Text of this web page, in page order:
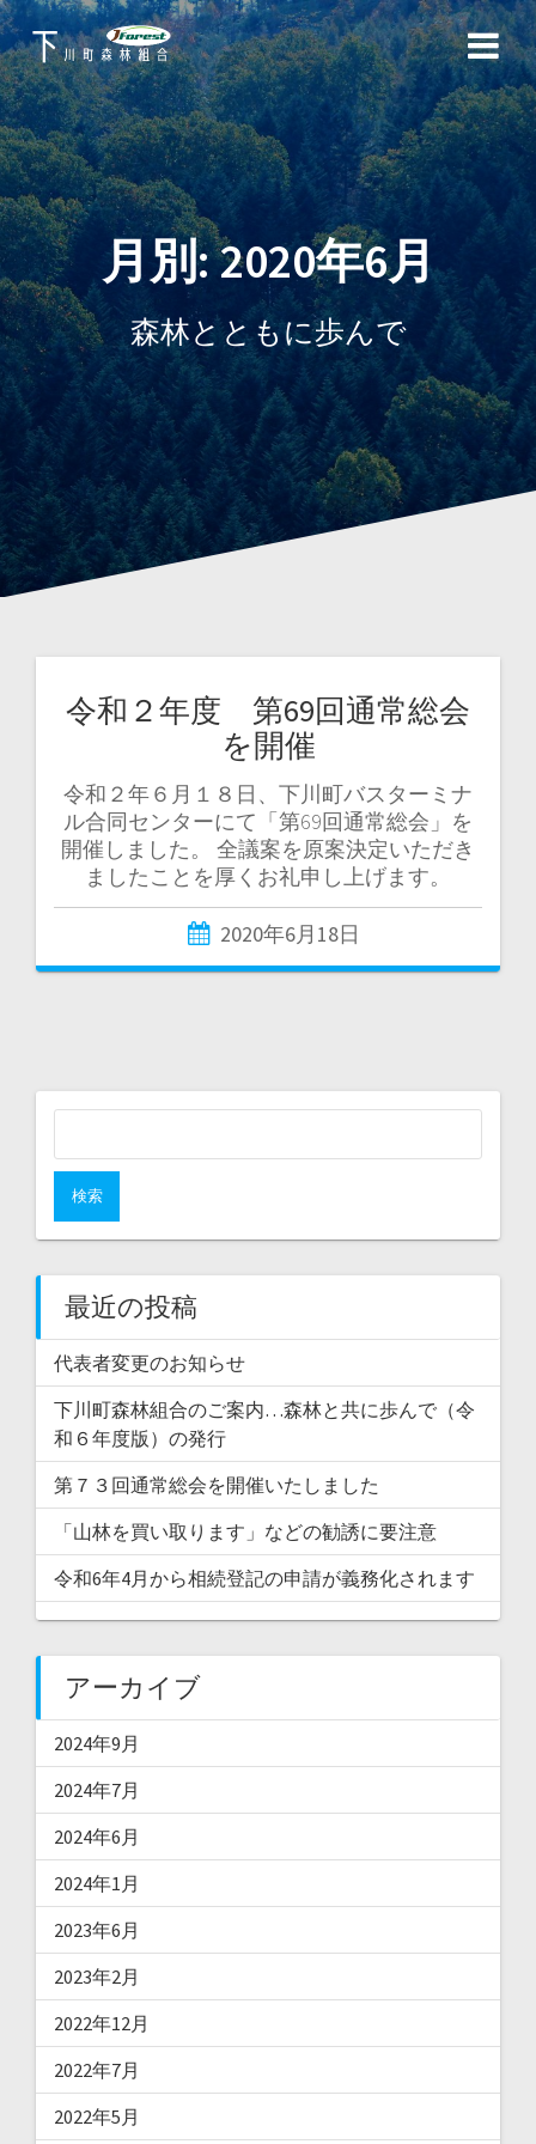
コ
ン
テ
ン
ツ
へ
ス
キ
ッ
プ
月別: 2020年6月
森林とともに歩んで
令和２年度 第69回通常総会
を開催
令和２年６月１８日、下川町バスターミナ
ル合同センターにて「第69回通常総会」を
開催しました。 全議案を原案決定いただき
ましたことを厚くお礼申し上げます。
2020年6月18日
:
最近の投稿
代表者変更のお知らせ
下川町森林組合のご案内…森林と共に歩んで（令
和６年度版）の発行
第７３回通常総会を開催いたしました
「山林を買い取ります」などの勧誘に要注意
令和6年4月から相続登記の申請が義務化されます
アーカイブ
2024年9月
2024年7月
2024年6月
2024年1月
2023年6月
2023年2月
2022年12月
2022年7月
2022年5月